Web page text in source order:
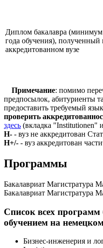
Диплом бакалавра
года обучения), полученный
аккредитованном вузе
Примечание: помимо
предпосылок, абитуриенты
предоставить требуемый
проверить
здесь (вкладка "Institutionen"
Н- - вуз не аккредитован
Н+/- - вуз аккредитован
Программы
Бакалавриат Магистратура
Бакалавриат Магистратура
Список всех программ
обучением на
Бизнес-инженерия и